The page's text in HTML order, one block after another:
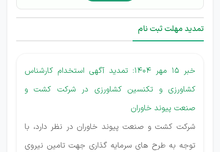
تمدید مهلت ثبت نام
خبر 15 مهر 1404: تمدید آگهی استخدام کارشناس
کشاورزی و تکنسین کشاورزی در شرکت کشت و
صنعت پیوند خاوران
شرکت کشت و صنعت پیوند خاوران در نظر دارد، با
توجه به طرح های سرمایه گذاری جهت تامین نیروی